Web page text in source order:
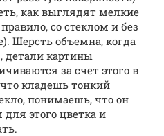
как выглядят мелкие
со стеклом и без
Шерсть объемна, когда
детали картины
за счет этого в
кладешь тонкий
понимаешь, что он
этого цветка и